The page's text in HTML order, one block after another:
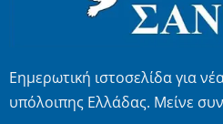
Εημερωτική ιστοσελίδα για
υπόλοιπης Ελλάδας. Μείνε